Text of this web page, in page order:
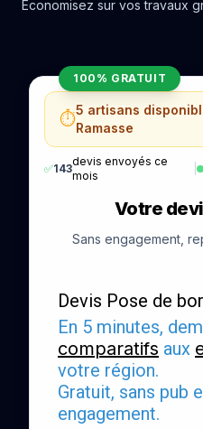
Économisez sur vos travaux
100% GRATUIT
⏱️5 artisans
Ramasse
✅143
devis envoyés ce
mois
|
Votre
Sans engagement,
Devis Pose de
En 5 minutes,
comparatifs aux
votre région.
Gratuit, sans pub
engagement.